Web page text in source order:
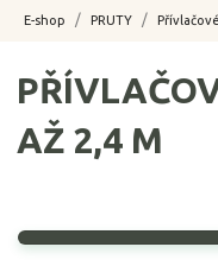
E-shop PRUTY
AŽ 2,4 M